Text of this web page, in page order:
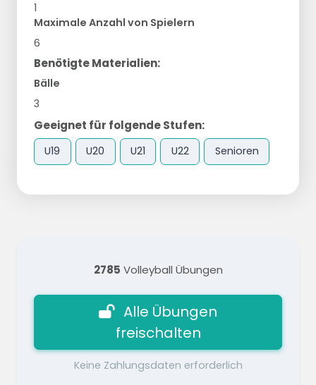
1
Maximale Anzahl von Spielern
6
Benötigte Materialien:
Bälle
3
Geeignet für folgende Stufen:
U19 U20 U21 U22 Senioren
2785 Volleyball Übungen
Alle Übungen
freischalten
Keine Zahlungsdaten erforderlich